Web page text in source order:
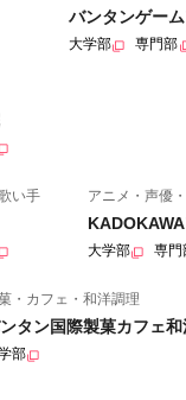
バンタンゲー
大学部 専門部
い手 アニメ・声優
大学部 専門
・カフェ・和洋調理
タン国際製菓カフェ
部